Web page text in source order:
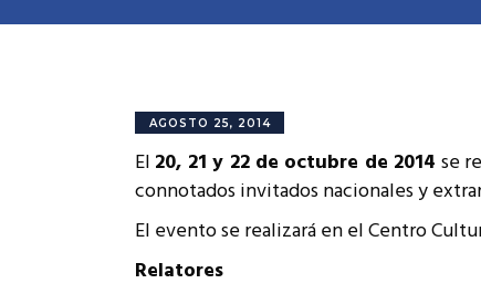
Plan Estratégico
Valores
Historia
Cumplimiento Legal
Cumplimiento Legal
AGOSTO 25, 2014
El 20, 21 y 22 de octubre de 2014 se
connotados invitados nacionales y
El evento se realizará en el Centro
Relatores